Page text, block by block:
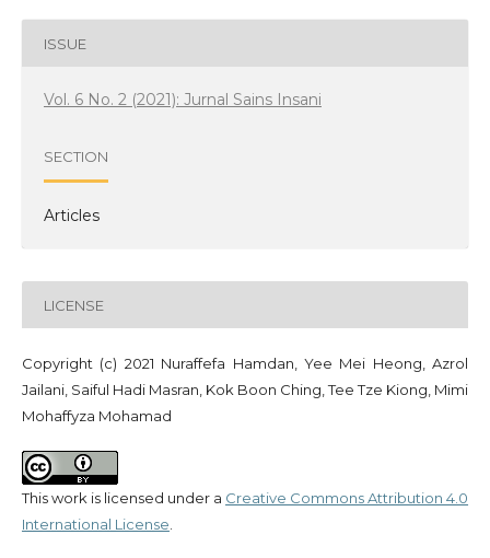
ISSUE
Vol. 6 No. 2 (2021): Jurnal Sains Insani
SECTION
Articles
LICENSE
Copyright (c) 2021 Nuraffefa Hamdan, Yee Mei Heong, Azrol
Jailani, Saiful Hadi Masran, Kok Boon Ching, Tee Tze Kiong, Mimi
Mohaffyza Mohamad
This work is licensed under a Creative Commons Attribution 4.0
International License